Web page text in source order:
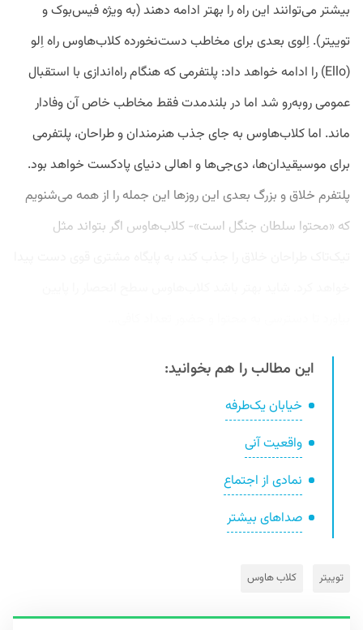
بیشتر می‌توانند این راه را بهتر ادامه دهند (به‌ ویژه فیس‌بوک و
توییتر). اِلوی بعدی برای مخاطب دست‌نخورده کلاب‌هاوس راه اِلو
(Ello) را ادامه خواهد داد: پلتفرمی که هنگام راه‌اندازی با استقبال
عمومی روبه‌رو شد اما در بلندمدت فقط مخاطب خاص آن وفادار
ماند. اما کلاب‌هاوس به ‌جای جذب هنرمندان و طراحان، پلتفرمی
برای موسیقیدان‌ها، دی‌جی‌ها و اهالی دنیای پادکست خواهد بود.
پلتفرم خلاق و بزرگ بعدی این روزها این جمله را از همه می‌شنویم
که «محتوا سلطان جنگل است»- کلاب‌هاوس اگر بتواند مثل
این مطالب را هم بخوانید:
خیابان یک‌طرفه
واقعیت آنی
نمادی از اجتماع
صداهای بیشتر
توییتر کلاب‌ هاوس